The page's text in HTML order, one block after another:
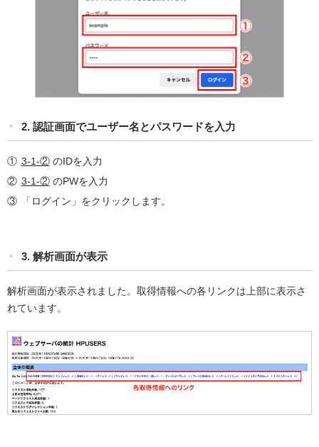
2. 認証画面でユーザー名とパスワードを入力
3-1-②のIDを入力
3-1-②のPWを入力
「ログイン」をクリックします。
3. 解析画面が表示
解析画面が表示されました。取得情報への各リンクは上部に表示さ
れています。